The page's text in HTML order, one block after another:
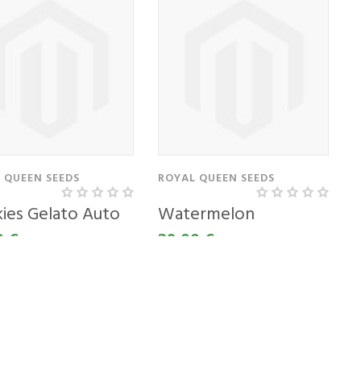
SEEDS
Gelato Auto
€
ROYAL QUEEN SEEDS
Watermelon
29,00 €